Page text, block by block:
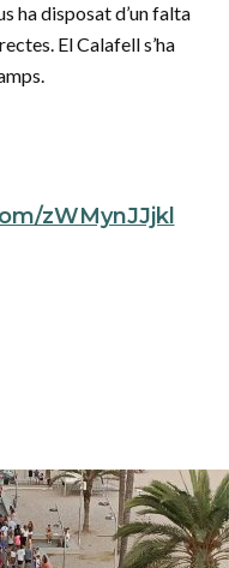
ha disposat d’un falta
El Calafell s’ha
zWMynJJjkl